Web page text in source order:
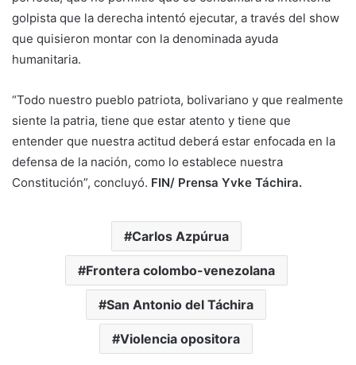
golpista que la derecha intentó ejecutar, a través del show
que quisieron montar con la denominada ayuda
humanitaria.
“Todo nuestro pueblo patriota, bolivariano y que realmente
siente la patria, tiene que estar atento y tiene que
entender que nuestra actitud deberá estar enfocada en la
defensa de la nación, como lo establece nuestra
Constitución”, concluyó. FIN/ Prensa Yvke Táchira.
Carlos Azpúrua
Frontera colombo-venezolana
San Antonio del Táchira
Violencia opositora